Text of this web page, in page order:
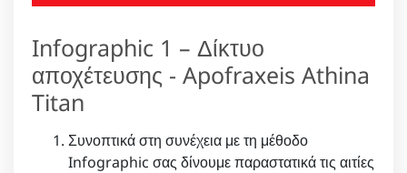
Infographic 1 – Δίκτυο
αποχέτευσης - Apofraxeis Athina
Titan
Συνοπτικά στη συνέχεια με τη μέθοδο
Infographic σας δίνουμε παραστατικά τις αιτίες